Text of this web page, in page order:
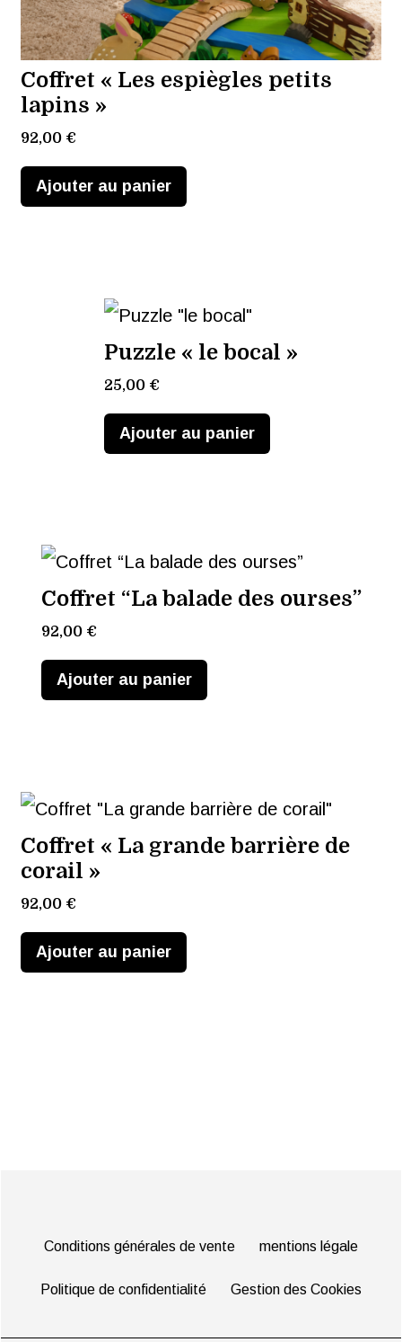
Coffret « Les espiègles petits
lapins »
92,00 €
Ajouter au panier
Puzzle « le bocal »
25,00 €
Ajouter au panier
Coffret “La balade des ourses”
92,00 €
Ajouter au panier
Coffret « La grande barrière de
corail »
92,00 €
Ajouter au panier
Conditions générales de vente mentions légale
Politique de confidentialité Gestion des Cookies